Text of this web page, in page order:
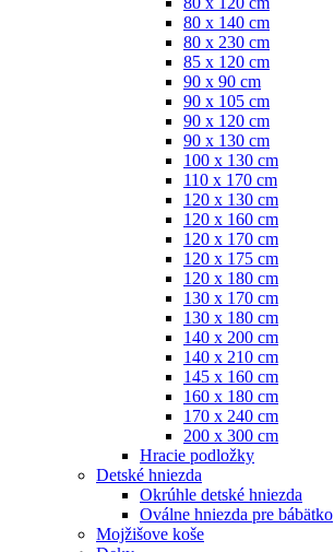
80 x 140 cm
80 x 230 cm
85 x 120 cm
90 x 90 cm
90 x 105 cm
90 x 120 cm
90 x 130 cm
100 x 130 cm
110 x 170 cm
120 x 130 cm
120 x 160 cm
120 x 170 cm
120 x 175 cm
120 x 180 cm
130 x 170 cm
130 x 180 cm
140 x 200 cm
140 x 210 cm
145 x 160 cm
160 x 180 cm
170 x 240 cm
200 x 300 cm
Hracie podložky
Detské hniezda
Okrúhle detské hniezda
Oválne hniezda pre bábätko
Mojžišove koše